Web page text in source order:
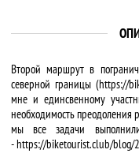
Второй маршрут в
северной границы (https://
мне и единсвенному
необходимость преодоления
мы все задачи
- https://biketourist.club/blog/